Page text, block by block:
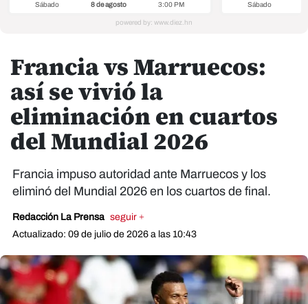
Sábado 8 de agosto 3:00 PM Sábado
Francia vs Marruecos:
así se vivió la
eliminación en cuartos
del Mundial 2026
Francia impuso autoridad ante Marruecos y los
eliminó del Mundial 2026 en los cuartos de final.
Redacción La Prensa seguir +
Actualizado: 09 de julio de 2026 a las 10:43